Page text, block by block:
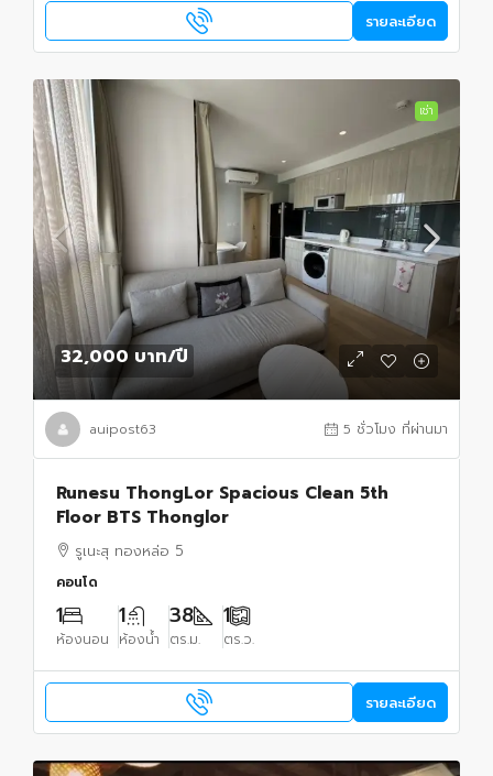
รายละเอียด
เช่า
32,000 บาท/ปี
auipost63 5 ชั่วโมง ที่ผ่านมา
Runesu ThongLor Spacious Clean 5th
Floor BTS Thonglor
รูเนะสุ ทองหล่อ 5
คอนโด
1
ห้องนอน
1
ห้องน้ำ
38
ตร.ม.
1
ตร.ว.
รายละเอียด